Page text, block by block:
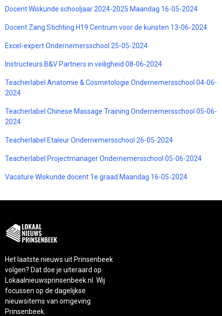
Docent Wiskunde schooljaar 2024-2025 Maandag 16-05-2024
Docent Zang Stichting H19 Centrum voor de kunsten 13-06-2024
Excel-expert Ondernemersschool 25-05-2024
Instructeurs B&V Partners in veiligheid 08-06-2024
Teacherlabel Anatomie & Cosmetologie Ondernemersschool 04-06-
2024
Teacherlabel Chinese Massage Training Ondernemersschool 05-06-
2024
Teacherlabel Etaleur Ondernemersschool 26-05-2024
Teacherlabel Projectmanager Ondernemersschool 05-06-2024
Vacature Wiskunde docent 1e graad Maandag 16-05-2024
Het laatste nieuws uit Prinsenbeek
volgen? Dat doe je uiteraard op
Lokaalnieuwsprinsenbeek.nl. Wij
focussen op de dagelijkse
nieuwsitems van omgeving
Prinsenbeek.